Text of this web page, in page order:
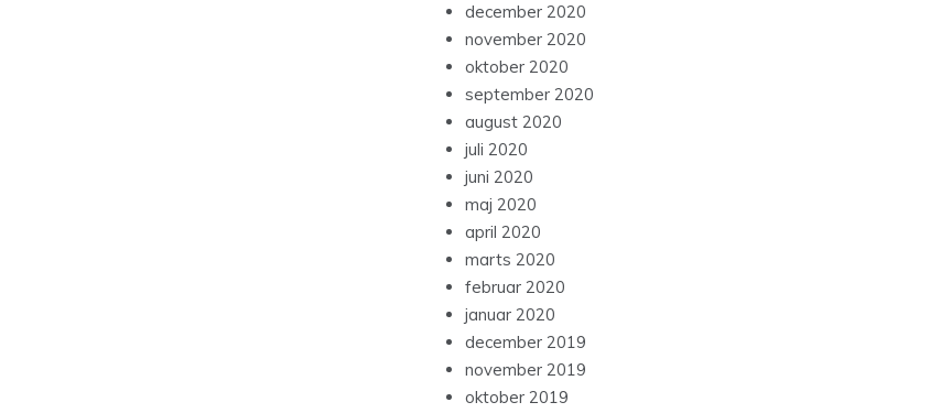
december 2020
november 2020
oktober 2020
september 2020
august 2020
juli 2020
juni 2020
maj 2020
april 2020
marts 2020
februar 2020
januar 2020
december 2019
november 2019
oktober 2019